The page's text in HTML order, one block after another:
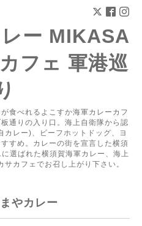
ー MIKASA
フェ 軍港巡
食べれるよこすか海軍カレーカフ
通りの入り口。海上自衛隊から認
カレー)、ビーフホットドッグ、ヨ
すめ。カレーの街を宣言した横須
選ばれた横須賀海軍カレー、海上
カフェでお召し上がり下さい。
やカレー